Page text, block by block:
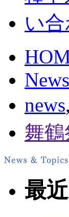
news,
舞
最